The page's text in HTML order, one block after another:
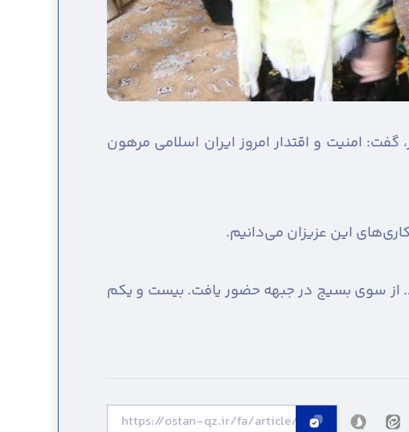
گفت: امنیت و اقتدار امروز ایران اسلامی مرهون
این عزیزان می‌دانیم.
قزوین به دنیا آمد. از سوی بسیج در جبهه حضور یافت. بیست و یکم